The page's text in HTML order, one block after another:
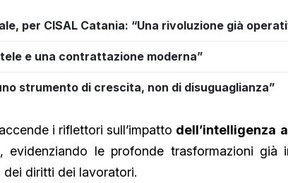
per CISAL Catania: “Una rivoluzione già
e una contrattazione moderna”
strumento di crescita, non di disuguaglianza”
accende i riflettori sull’impatto dell’intelligenza
, evidenziando le profonde trasformazioni già
diritti dei lavoratori.